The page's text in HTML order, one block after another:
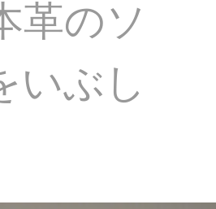
革のソ
いぶし